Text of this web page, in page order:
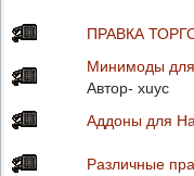
ПРАВКА
Минимоды
Автор- xuyc
Аддоны для
Различные